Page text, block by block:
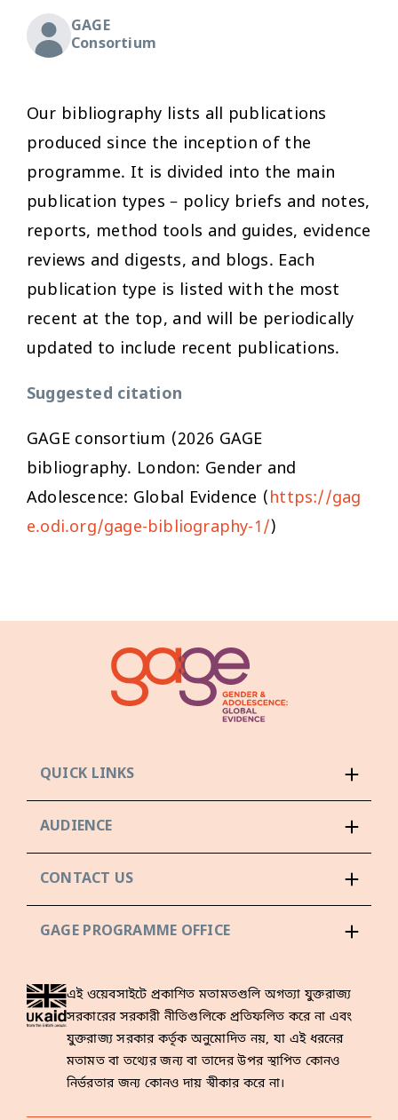
GAGE
Consortium
Our bibliography lists all publications
produced since the inception of the
programme. It is divided into the main
publication types – policy briefs and notes,
reports, method tools and guides, evidence
reviews and digests, and blogs. Each
publication type is listed with the most
recent at the top, and will be periodically
updated to include recent publications.
Suggested citation
GAGE consortium (2026 GAGE
bibliography. London: Gender and
Adolescence: Global Evidence (https://gag
e.odi.org/gage-bibliography-1/)
QUICK LINKS
AUDIENCE
CONTACT US
GAGE PROGRAMME OFFICE
এই ওয়েবসাইটে প্রকাশিত মতামতগুলি অগত্যা যুক্তরাজ্য
সরকারের সরকারী নীতিগুলিকে প্রতিফলিত করে না এবং
যুক্তরাজ্য সরকার কর্তৃক অনুমোদিত নয়, যা এই ধরনের
মতামত বা তথ্যের জন্য বা তাদের উপর স্থাপিত কোনও
নির্ভরতার জন্য কোনও দায় স্বীকার করে না।